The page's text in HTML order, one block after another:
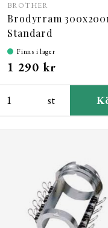
BROTHER
Brodyrram
Standard
Finns i lager
1 290 kr
st